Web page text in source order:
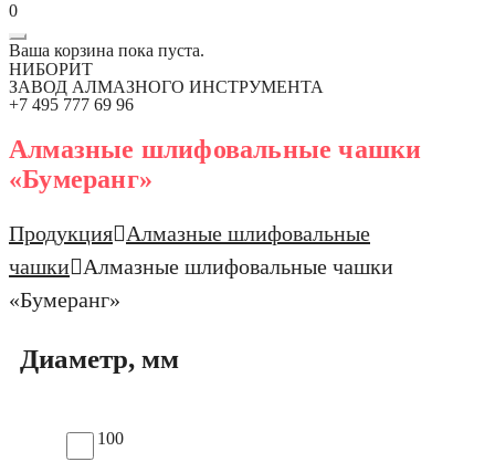
0
Ваша корзина пока пуста.
НИБОРИТ
ЗАВОД АЛМАЗНОГО ИНСТРУМЕНТА
+7 495 777 69 96
Алмазные шлифовальные чашки
«Бумеранг»
Продукция
Алмазные шлифовальные
чашки
Алмазные шлифовальные чашки
«Бумеранг»
Диаметр, мм
100